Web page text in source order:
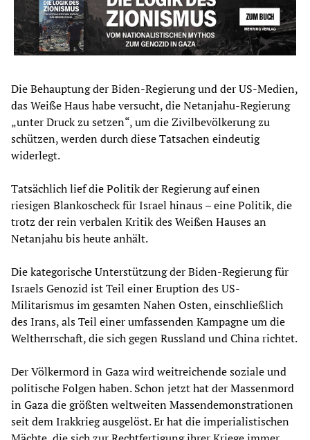
Die Behauptung der Biden-Regierung und der US-Medien,
das Weiße Haus habe versucht, die Netanjahu-Regierung
„unter Druck zu setzen“, um die Zivilbevölkerung zu
schützen, werden durch diese Tatsachen eindeutig
widerlegt.
Tatsächlich lief die Politik der Regierung auf einen
riesigen Blankoscheck für Israel hinaus – eine Politik, die
trotz der rein verbalen Kritik des Weißen Hauses an
Netanjahu bis heute anhält.
Die kategorische Unterstützung der Biden-Regierung für
Israels Genozid ist Teil einer Eruption des US-
Militarismus im gesamten Nahen Osten, einschließlich
des Irans, als Teil einer umfassenden Kampagne um die
Weltherrschaft, die sich gegen Russland und China richtet.
Der Völkermord in Gaza wird weitreichende soziale und
politische Folgen haben. Schon jetzt hat der Massenmord
in Gaza die größten weltweiten Massendemonstrationen
seit dem Irakkrieg ausgelöst. Er hat die imperialistischen